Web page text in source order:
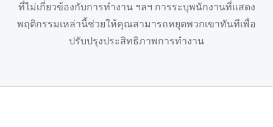
ที่ไม่เกี่ยวข้องกับการทํางาน ฯลฯ การระบุพนักงานที่แสดง
พฤติกรรมเหล่านี้ช่วยให้คุณสามารถหยุดพวกเขาทันทีเพื่อ
ปรับปรุงประสิทธิภาพการทํางาน